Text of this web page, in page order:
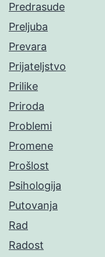
Predrasude
Preljuba
Prevara
Prijateljstvo
Prilike
Priroda
Problemi
Promene
Prošlost
Psihologija
Putovanja
Rad
Radost